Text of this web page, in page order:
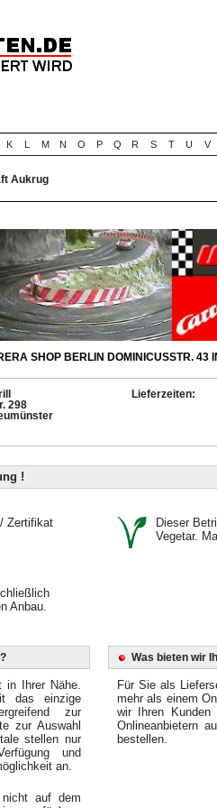
K L M N O P Q R S T U V
Aukrug
SHOP BERLIN DOMINICUSSTR. 43
298
Lieferzeiten:
!
Zertifikat
Dieser
Vegetar.
Anbau.
in Ihrer Nähe.
das einzige
zur
zur Auswahl
stellen nur
und
an.
nicht auf dem
Was bieten wir
Für Sie als
mehr als einem
wir Ihren Kunden
Onlineanbietern
bestellen.